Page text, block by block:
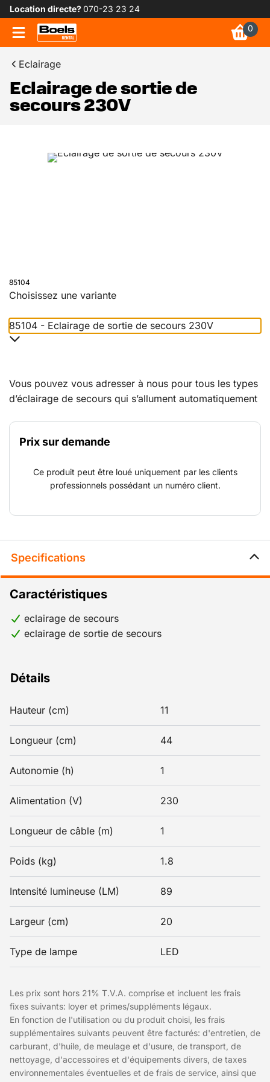
Location directe?070-23 23 24
0
Eclairage
Eclairage de sortie de
secours 230V
85104
Vous pouvez vous adresser à nous pour tous les types
d’éclairage de secours qui s’allument automatiquement
équipés de puissantes batteries et de la dernière
technologie LED. Leur utilisation est d'une grande
(entrée et sortie).
Prix sur demande
Ce produit peut être loué uniquement par les clients
professionnels possédant un numéro client.
Choisissez une variante
85104 - Eclairage de sortie de secours 230V
Specifications
Détails
Hauteur (cm) 11
Longueur (cm) 44
Autonomie (h) 1
Alimentation (V) 230
Longueur de câble (m) 1
Poids (kg) 1.8
Intensité lumineuse (LM) 89
Largeur (cm) 20
Type de lampe LED
Caractéristiques
eclairage de secours
eclairage de sortie de secours
Les prix sont hors 21% T.V.A. comprise et incluent les frais
fixes suivants: loyer et primes/suppléments légaux.
En fonction de l'utilisation ou du produit choisi, les frais
supplémentaires suivants peuvent être facturés: d'entretien, de
carburant, d'huile, de meulage et d'usure, de transport, de
nettoyage, d'accessoires et d'équipements divers, de taxes
environnementales éventuelles et de frais de service, ainsi que